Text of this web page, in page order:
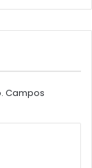
Campos